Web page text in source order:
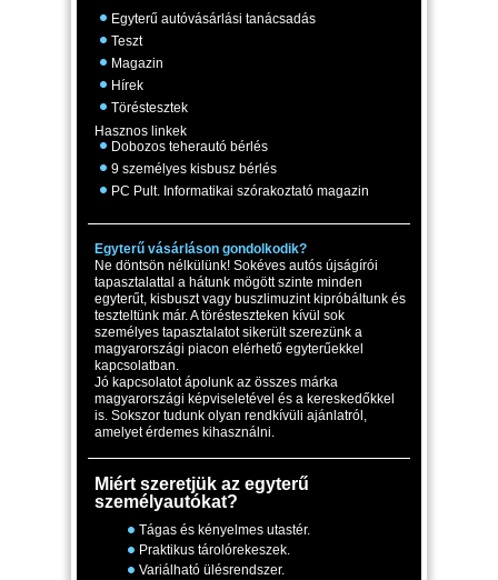
Egyterű autóvásárlási tanácsadás
Teszt
Magazin
Hírek
Töréstesztek
Hasznos linkek
Dobozos teherautó bérlés
9 személyes kisbusz bérlés
PC Pult. Informatikai szórakoztató magazin
Egyterű vásárláson gondolkodik?
Ne döntsön nélkülünk! Sokéves autós újságírói
tapasztalattal a hátunk mögött szinte minden
egyterűt, kisbuszt vagy buszlimuzint kipróbáltunk és
teszteltünk már. A törésteszteken kívül sok
személyes tapasztalatot sikerült szerezünk a
magyarországi piacon elérhető egyterűekkel
kapcsolatban.
Jó kapcsolatot ápolunk az összes márka
magyarországi képviseletével és a kereskedőkkel
is. Sokszor tudunk olyan rendkívüli ajánlatról,
amelyet érdemes kihasználni.
Miért szeretjük az egyterű
személyautókat?
Tágas és kényelmes utastér.
Praktikus tárolórekeszek.
Variálható ülésrendszer.